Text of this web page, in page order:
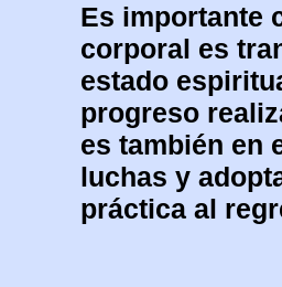
Es importante
corporal es
estado
progreso
es también en
luchas y
práctica al